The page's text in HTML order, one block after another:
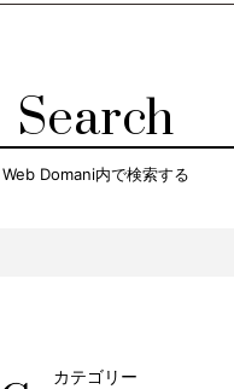
Search
Web Domani内で検索する
カテゴリー